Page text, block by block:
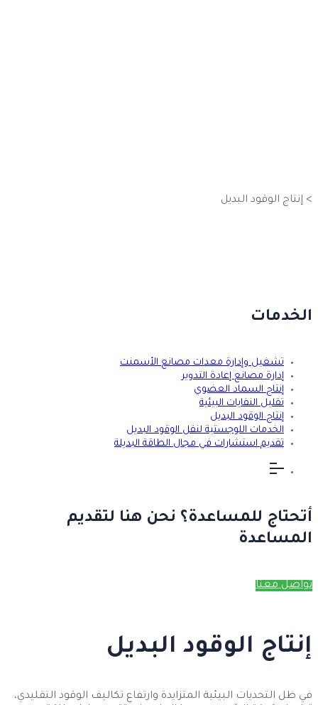
> إنتاج الوقود البديل
الخدمات
تشغيل وإدارة معدات مصانع الأسمنت
إدارة مصانع إعادة التدوير
إنتاج السماد العضوي
تقليل النفايات البيئية
إنتاج الوقود البديل
الخدمات اللوجستية لنقل الوقود البديل
تقديم استشارات في مجال الطاقة البديلة
أتحتاج للمساعدة؟ نحن هنا لتقديم
المساعدة
تواصل معنا
إنتاج الوقود البديل
في ظل التحديات البيئية المتزايدة وارتفاع تكاليف الوقود التقليدي،